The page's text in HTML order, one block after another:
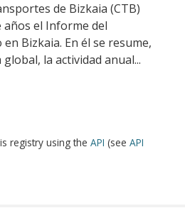
de Bizkaia (CTB)
años el Informe del
Bizkaia. En él se resume,
la actividad anual...
registry using the API (see API